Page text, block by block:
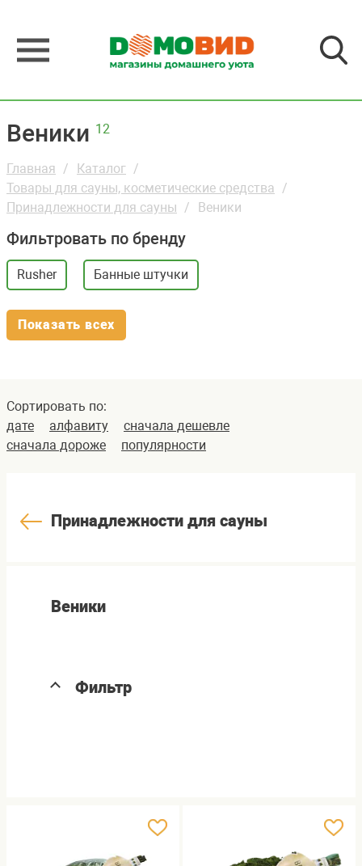
Веники 12
Главная
Каталог
Товары для сауны, косметические средства
Принадлежности для сауны
Веники
Фильтровать по бренду
Rusher Банные штучки
Показать всех
Сортировать по:
дате
алфавиту
сначала дешевле
сначала дороже
популярности
Принадлежности для сауны
Веники
Фильтр